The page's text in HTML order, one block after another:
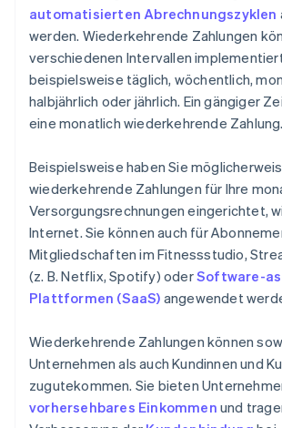
automatisierten Abrechnungszyklen
werden. Wiederkehrende Zahlungen
verschiedenen Intervallen
beispielsweise täglich, wöchentlich,
halbjährlich oder jährlich. Ein gängiger
eine monatlich wiederkehrende Zahlung.
Beispielsweise haben Sie
wiederkehrende Zahlungen für Ihre
Versorgungsrechnungen eingerichtet,
Internet. Sie können auch für
Mitgliedschaften im Fitnessstudio,
(z. B. Netflix, Spotify) oderSoftware-
Plattformen (SaaS) angewendet
Wiederkehrende Zahlungen können
Unternehmen als auch Kundinnen und
zugutekommen. Sie bieten
vorhersehbares Einkommen und